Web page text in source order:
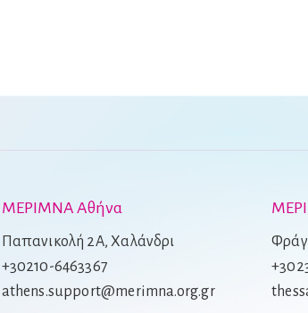
ΜΕΡΙΜΝΑ Αθήνα
Παπανικολή 2Α, Χαλάνδρι
+30210-6463367
athens.support@merimna.org.gr